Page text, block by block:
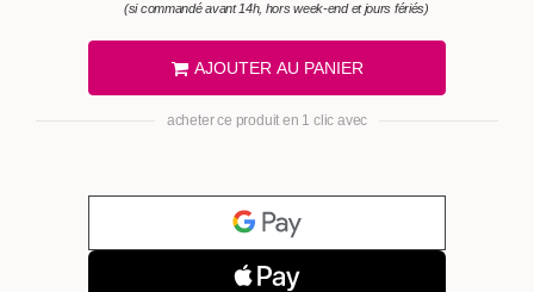
(si commandé avant 14h, hors week-end et jours fériés)
AJOUTER AU PANIER
acheter ce produit en 1 clic avec